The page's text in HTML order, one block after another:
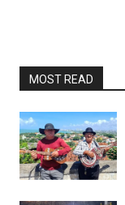
MOST READ